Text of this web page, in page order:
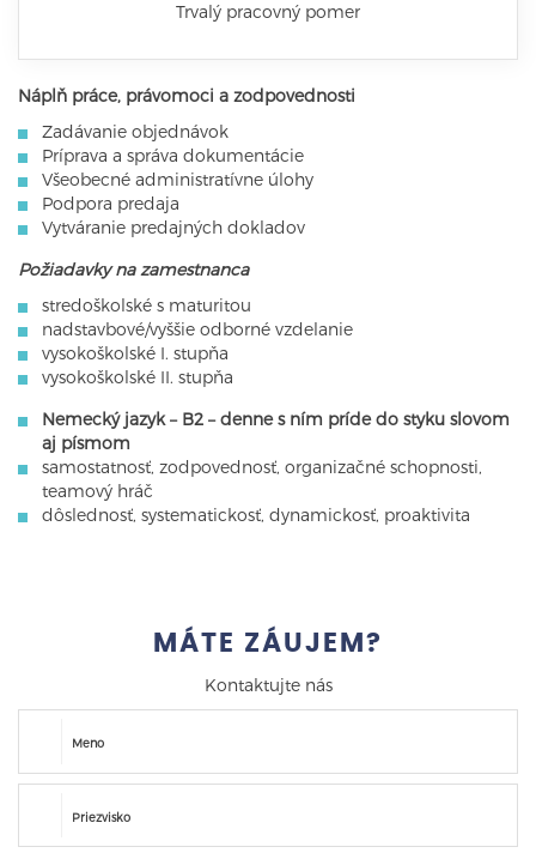
Trvalý pracovný pomer
Náplň práce, právomoci a zodpovednosti
Zadávanie objednávok
Príprava a správa dokumentácie
Všeobecné administratívne úlohy
Podpora predaja
Vytváranie predajných dokladov
Požiadavky na zamestnanca
stredoškolské s maturitou
nadstavbové/vyššie odborné vzdelanie
vysokoškolské I. stupňa
vysokoškolské II. stupňa
Nemecký jazyk – B2 – denne s ním príde do styku slovom
aj písmom
samostatnosť, zodpovednosť, organizačné schopnosti,
teamový hráč
dôslednosť, systematickosť, dynamickosť, proaktivita
MÁTE ZÁUJEM?
Kontaktujte nás
Meno
Priezvisko